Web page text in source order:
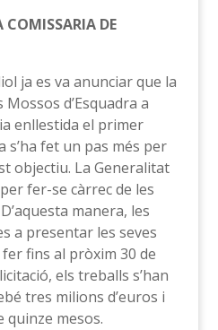
COMISSARIA DE
ja es va anunciar que la
d’Esquadra a
enllestida el primer
s’ha fet un pas més per
objectiu. La Generalitat
fer-se càrrec de les
manera, les
a presentar les seves
fins al pròxim 30 de
els treballs s’han
tres milions d’euros i
quinze mesos.